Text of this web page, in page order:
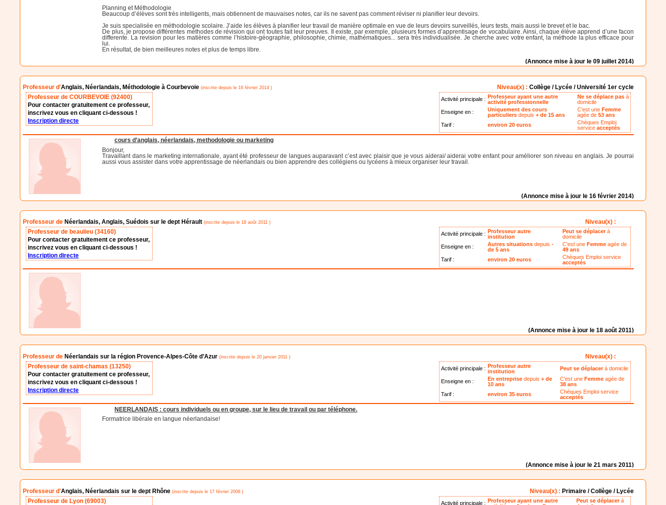
Planning et Méthodologie
Beaucoup d’élèves sont très intelligents, mais obtiennent de mauvaises notes, car ils ne savent pas comment réviser ni planifier leur devoirs.
Je suis specialisée en méthodologie scolaire. J’aide les élèves à planifier leur travail de manière optimale en vue de leurs devoirs surveillés, leurs tests, mais aussi le brevet et le bac.
De plus, je propose différentes méthodes de révision qui ont toutes fait leur preuves. Il existe, par exemple, plusieurs formes d’apprentisage de vocabulaire. Ainsi, chaque élève apprend d’une facon
differente. La revision pour les matières comme l’histoire-géographie, philosophie, chimie, mathématiques... sera très individualisée. Je cherche avec votre enfant, la méthode la plus efficace pour
lui.
En résultat, de bien meilleures notes et plus de temps libre.
(Annonce mise à jour le 09 juillet 2014)
Professeur d'Anglais, Néerlandais, Méthodologie à Courbevoie (inscrite depuis le 16 février 2014 ) Niveau(x) : Collège / Lycée / Université 1er cycle
Activité principale : Professeur ayant une autre
activité professionnelle
Ne se déplace pas à
domicile
Enseigne en :
Uniquement des cours
particuliers depuis+ de 15 ans
C'est une Femme
agée de53 ans
Tarif :
environ 20 euros
Chèques Emploi
serviceacceptés
Professeur de COURBEVOIE (92400)
Pour contacter gratuitement ce professeur,
inscrivez vous en cliquant ci-dessous !
Inscription directe
cours d’anglais, néerlandais, methodologie ou marketing
Bonjour,
Travaillant dans le marketing internationale, ayant été professeur de langues auparavant c’est avec plaisir que je vous aiderai/ aiderai votre enfant pour améliorer son niveau en anglais. Je pourrai
aussi vous assister dans votre apprentissage de néerlandais ou bien apprendre des collégiens ou lycéens à mieux organiser leur travail.
(Annonce mise à jour le 16 février 2014)
Professeur de Néerlandais, Anglais, Suédois sur le dept Hérault (inscrite depuis le 18 août 2011 ) Niveau(x) :
Activité principale : Professeur autre
institution
Peut se déplacerà
domicile
Enseigne en :
Autres situations depuis-
de 5 ans
C'est uneFemme agée de
49 ans
Tarif :
environ 20 euros
Chèques Emploi service
acceptés
Professeur de beaulieu (34160)
Pour contacter gratuitement ce professeur,
inscrivez vous en cliquant ci-dessous !
Inscription directe
(Annonce mise à jour le 18 août 2011)
Professeur deNéerlandais sur la région Provence-Alpes-Côte d’Azur (inscrite depuis le 20 janvier 2011 ) Niveau(x) :
Activité principale : Professeur autre
institution
Peut se déplacerà domicile
Enseigne en : En entreprise depuis+ de
10 ans
C'est uneFemme agée de
38 ans
Tarif :
environ 35 euros
Chèques Emploi service
acceptés
Professeur de saint-chamas (13250)
Pour contacter gratuitement ce professeur,
inscrivez vous en cliquant ci-dessous !
Inscription directe
NEERLANDAIS : cours individuels ou en groupe, sur le lieu de travail ou par téléphone.
Formatrice libérale en langue néerlandaise!
(Annonce mise à jour le 21 mars 2011)
Professeur d'Anglais, Néerlandais sur le dept Rhône (inscrite depuis le 17 février 2008 ) Niveau(x) : Primaire / Collège / Lycée
Activité principale : Professeur ayant une autre
Peut se déplacerà
Professeur de Lyon (69003)